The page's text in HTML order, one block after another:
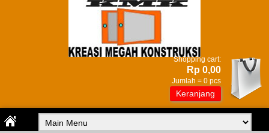
Shopping cart:
Rp 0,00
Jumlah = 0 pcs
Keranjang